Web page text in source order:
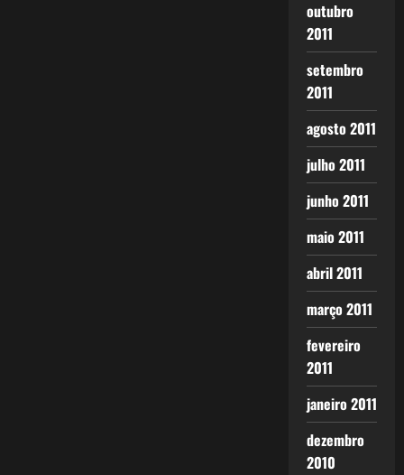
outubro
2011
setembro
2011
agosto 2011
julho 2011
junho 2011
maio 2011
abril 2011
março 2011
fevereiro
2011
janeiro 2011
dezembro
2010